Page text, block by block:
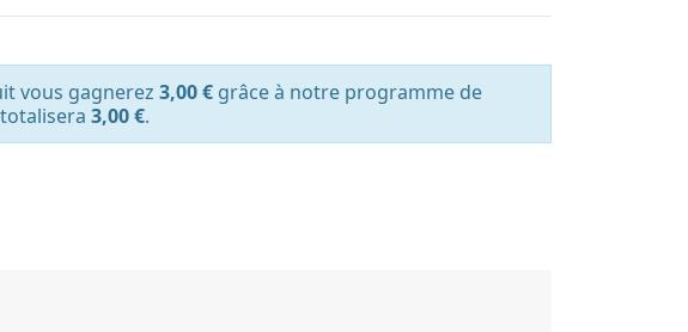
vous gagnerez 3,00 € grâce à notre programme de
3,00 €.